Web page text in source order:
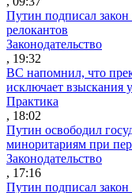
Путин подписал
релокантов
Законодательство
, 19:32
ВС напомнил, что
исключает взыскания
Практика
, 18:02
Путин освободил
миноритариям при
Законодательство
, 17:16
Путин подписал